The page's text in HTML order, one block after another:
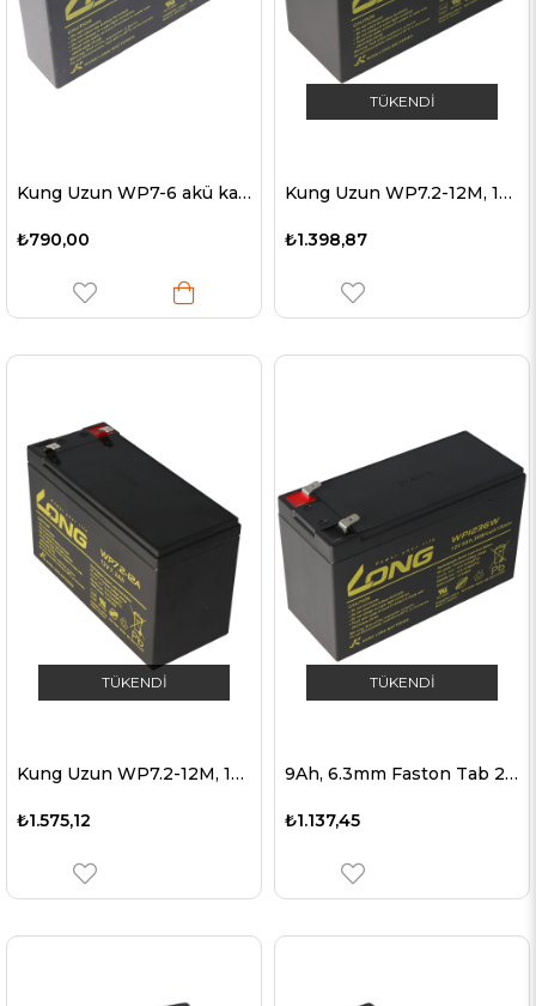
Kung Uzun WP7-6 akü kablosu 6 Volt 7Ah, Faston 6.3mm
₺790,00
TÜKENDI
Kung Uzun WP7.2-12M, 12Volt, 7.2Ah VDS G101163, Faston 4.8mm fiş kontakları ile
₺1.398,87
TÜKENDI
Kung Uzun WP7.2-12M, 12Volt, 7.2Ah VDS G101163, Faston 6.3mm
₺1.575,12
TÜKENDI
9Ah, 6.3mm Faston Tab 250 ile Kung Uzun WP1236W 12Volt 36W kurşun pil
₺1.137,45